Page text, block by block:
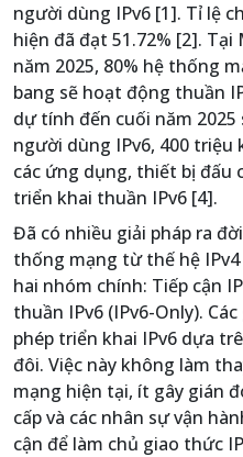
người dùng IPv6 [1]. Tỉ lệ
hiện đã đạt 51.72% [2]. Tại
năm 2025, 80% hệ thống
bang sẽ hoạt động thuần
dự tính đến cuối năm
người dùng IPv6, 400 triệu
các ứng dụng, thiết bị đấu
triển khai thuần IPv6 [4].
Đã có nhiều giải pháp ra
thống mạng từ thế hệ IPv4
hai nhóm chính: Tiếp cận
thuần IPv6 (IPv6-Only).
phép triển khai IPv6 dựa
đôi. Việc này không làm
mạng hiện tại, ít gây gián
cấp và các nhân sự vận
cận để làm chủ giao thức